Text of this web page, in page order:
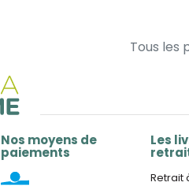
Tous les
Nos moyens de
paiements
Les
Retrait